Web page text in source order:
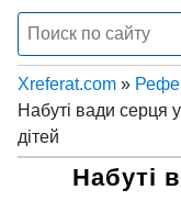
Xreferat.com »
Набуті вади серця
дітей
Набуті